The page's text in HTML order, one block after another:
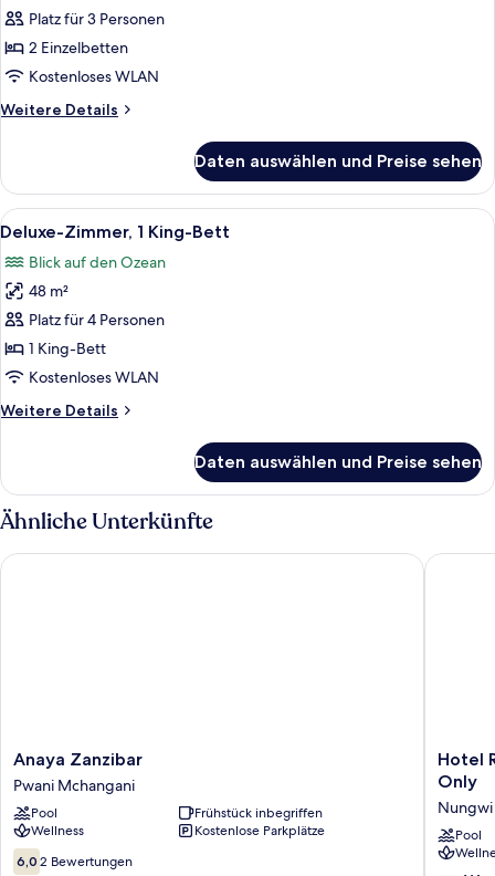
Zimmer
anzeigen
Platz für 3 Personen
2 Einzelbetten
Kostenloses WLAN
Weitere Details
Weitere
Zimmer
Daten auswählen und Preise sehen
Alle
Fotos
für
Deluxe-
Zimmer,
1 King-
Bett
Ein Hotelzimmer mit Bett,
11
Deluxe-Zimmer, 1 King-Bett
Blick auf den Ozean
48 m²
Platz für 4 Personen
1 King-Bett
Kostenloses WLAN
Weitere Details
Weitere
Zimmer,
1 King-
Bett
Daten auswählen und Preise sehen
Ähnliche Unterkünfte
Anaya
Zanzibar
Pwani
Mchangani
Anaya Zanzibar
Pwani Mchangani
Pool
Frühstück inbegriffen
Wellness
Kostenlose Parkplätze
6.0
6,0 2 Bewertungen
Anaya Zanzibar
Hotel
Riu
Palace
Swahili
-
All
Hotel
Only
Nungwi
Pool
Hotel